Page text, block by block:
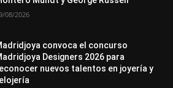
08/2026
convoca el concurso
Designers 2026 para
nuevos talentos en joyería y